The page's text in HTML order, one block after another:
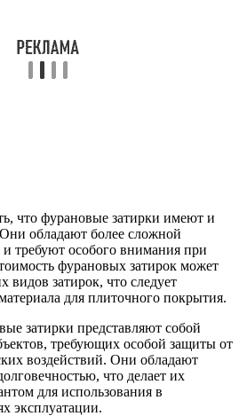
что фурановые затирки имеют и
обладают более сложной
и требуют особого внимания при
фурановых затирок может
затирок, что следует
для плиточного покрытия.
затирки представляют собой
требующих особой защиты от
воздействий. Они обладают
что делает их
для использования в
эксплуатации.